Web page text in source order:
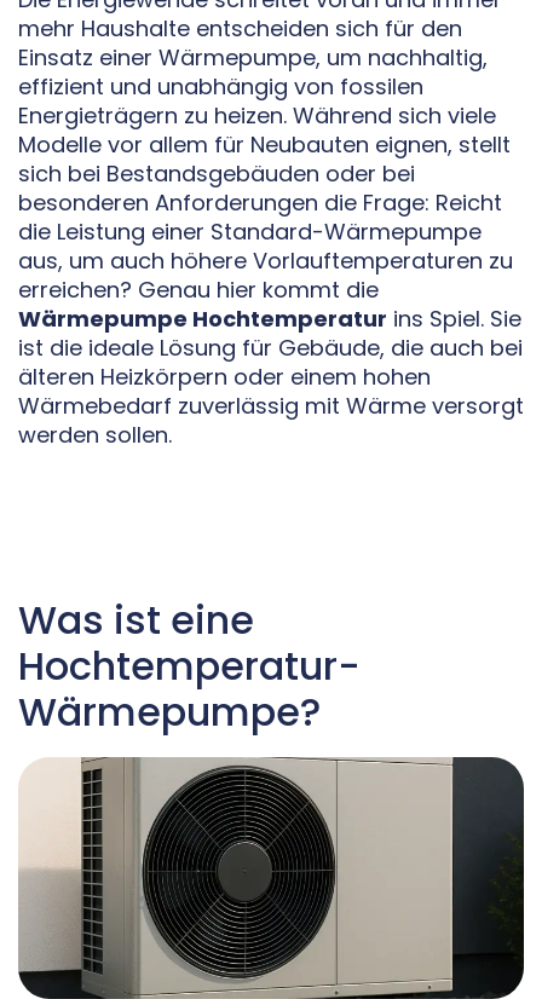
mehr Haushalte entscheiden sich für den
Einsatz einer Wärmepumpe, um nachhaltig,
effizient und unabhängig von fossilen
Energieträgern zu heizen. Während sich viele
Modelle vor allem für Neubauten eignen, stellt
sich bei Bestandsgebäuden oder bei
besonderen Anforderungen die Frage: Reicht
die Leistung einer Standard-Wärmepumpe
aus, um auch höhere Vorlauftemperaturen zu
erreichen? Genau hier kommt die
Wärmepumpe Hochtemperatur ins Spiel. Sie
ist die ideale Lösung für Gebäude, die auch bei
älteren Heizkörpern oder einem hohen
Wärmebedarf zuverlässig mit Wärme versorgt
werden sollen.
Was ist eine
Hochtemperatur-
Wärmepumpe?